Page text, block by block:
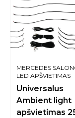
MERCEDES
LED APŠVIETIMAS
Universalus
Ambient light
apšvietimas